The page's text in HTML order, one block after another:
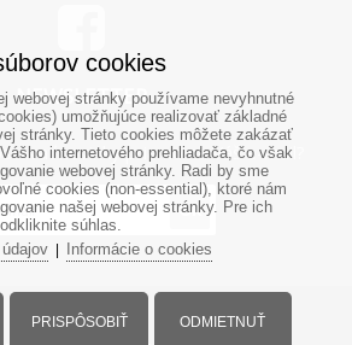
NEWSLETTER
novinky priamo na Váš e-mail?
cookies
webovej stránky používame nevyhnutné
umožňujúce realizovať základné
stránky. Tieto cookies môžete zakázať
internetového prehliadača, čo však
webovej stránky. Radi by sme
cookies (non-essential), ktoré nám
našej webovej stránky. Pre ich
súhlas.
| Informácie o cookies
PRISPÔSOBIŤ ODMIETNUŤ